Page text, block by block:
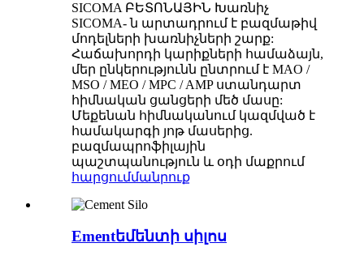
SICOMA ԲԵՏՈՆԱՅԻՆ Խառնիչ
SICOMA- ն արտադրում է բազմաթիվ
մոդելների խառնիչների շարք:
Հաճախորդի կարիքների համաձայն,
մեր ընկերությունն ընտրում է MAO /
MSO / MEO / MPC / AMP ստանդարտ
հիմնական ցանցերի մեծ մասը:
Մեքենան հիմնականում կազմված է
համակարգի յոթ մասերից.
բազմապրոֆիլային
պաշտպանություն և օդի մաքրում
հարցումմանրուք
Ementեմենտի սիլոս